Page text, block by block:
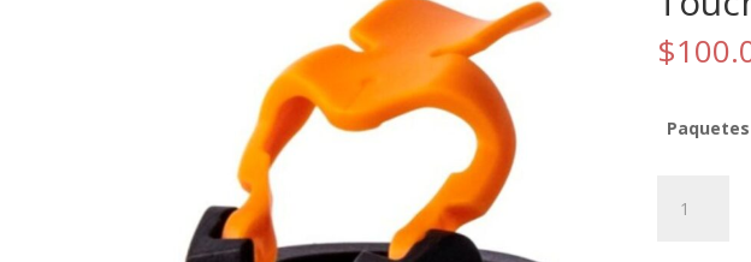
$
Paquetes
Quill